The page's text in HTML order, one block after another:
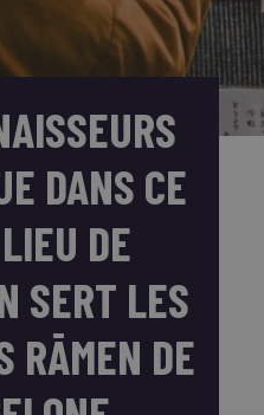
DANS CE
DE
SERT LES
RĀMEN DE